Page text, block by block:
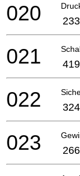
020
021
022
023